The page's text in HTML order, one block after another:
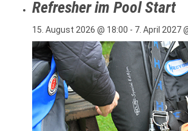
Refresher im Pool Start
15. August 2026 @ 18:00 - 7. April 2027